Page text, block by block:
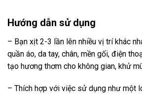
Hướng dẫn sử dụng
– Bạn xịt 2-3 lần lên nhiều vị trí khác
quần áo, da tay, chân, mền gối, điện
tạo hương thơm cho không gian, khử
– Thích hợp với việc sử dụng như một